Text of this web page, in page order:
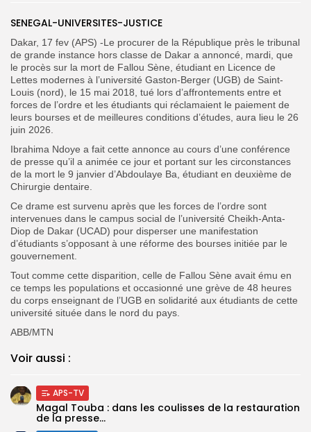
SENEGAL-UNIVERSITES-JUSTICE
Dakar, 17 fev (APS) -Le procurer de la République près le tribunal
de grande instance hors classe de Dakar a annoncé, mardi, que
le procès sur la mort de Fallou Sène, étudiant en Licence de
Lettes modernes à l’université Gaston-Berger (UGB) de Saint-
Louis (nord), le 15 mai 2018, tué lors d’affrontements entre et
forces de l’ordre et les étudiants qui réclamaient le paiement de
leurs bourses et de meilleures conditions d’études, aura lieu le 26
juin 2026.
Ibrahima Ndoye a fait cette annonce au cours d’une conférence
de presse qu’il a animée ce jour et portant sur les circonstances
de la mort le 9 janvier d’Abdoulaye Ba, étudiant en deuxième de
Chirurgie dentaire.
Ce drame est survenu après que les forces de l’ordre sont
intervenues dans le campus social de l’université Cheikh-Anta-
Diop de Dakar (UCAD) pour disperser une manifestation
d’étudiants s’opposant à une réforme des bourses initiée par le
gouvernement.
Tout comme cette disparition, celle de Fallou Sène avait ému en
ce temps les populations et occasionné une grève de 48 heures
du corps enseignant de l’UGB en solidarité aux étudiants de cette
université située dans le nord du pays.
ABB/MTN
Voir aussi :
APS-TV
Magal Touba : dans les coulisses de la restauration
de la presse...